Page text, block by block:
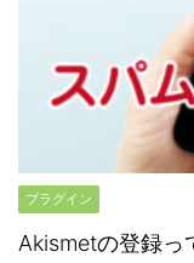
プラグイン
Akismetの登録っ